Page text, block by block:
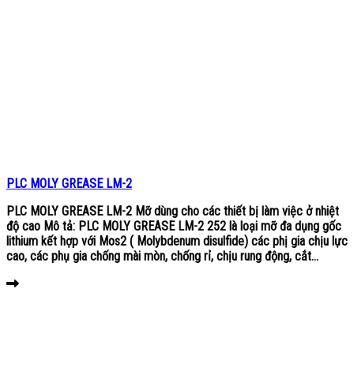
PLC MOLY GREASE LM-2
PLC MOLY GREASE LM-2 Mỡ dùng cho các thiết bị làm việc ở nhiệt
độ cao Mô tả: PLC MOLY GREASE LM-2 252 là loại mỡ đa dụng gốc
lithium kết hợp với Mos2 ( Molybdenum disulfide) các phị gia chịu lực
cao, các phụ gia chống mài mòn, chống rỉ, chịu rung động, cắt...